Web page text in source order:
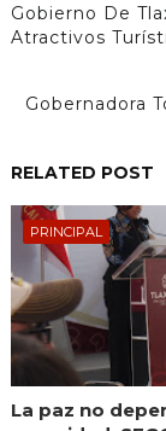
Gobierno De
Atractivos
Gobernadora
RELATED POST
PRINCIPAL
La paz no